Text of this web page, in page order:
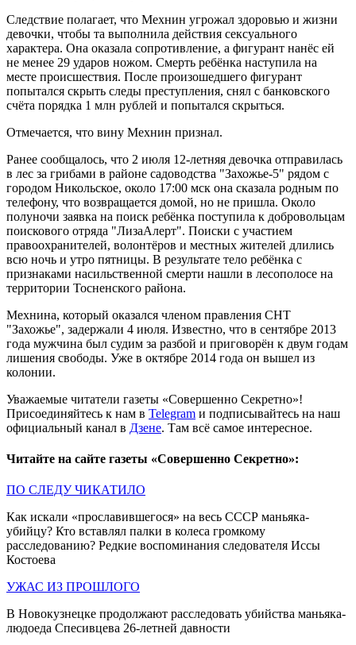
Следствие полагает, что Мехнин угрожал здоровью и жизни
девочки, чтобы та выполнила действия сексуального
характера. Она оказала сопротивление, а фигурант нанёс ей
не менее 29 ударов ножом. Смерть ребёнка наступила на
месте происшествия. После произошедшего фигурант
попытался скрыть следы преступления, снял с банковского
счёта порядка 1 млн рублей и попытался скрыться.
Отмечается, что вину Мехнин признал.
Ранее сообщалось, что 2 июля 12-летняя девочка отправилась
в лес за грибами в районе садоводства "Захожье-5" рядом с
городом Никольское, около 17:00 мск она сказала родным по
телефону, что возвращается домой, но не пришла. Около
полуночи заявка на поиск ребёнка поступила к добровольцам
поискового отряда "ЛизаАлерт". Поиски с участием
правоохранителей, волонтёров и местных жителей длились
всю ночь и утро пятницы. В результате тело ребёнка с
признаками насильственной смерти нашли в лесополосе на
территории Тосненского района.
Мехнина, который оказался членом правления СНТ
"Захожье", задержали 4 июля. Известно, что в сентябре 2013
года мужчина был судим за разбой и приговорён к двум годам
лишения свободы. Уже в октябре 2014 года он вышел из
колонии.
Уважаемые читатели газеты «Совершенно Секретно»!
Присоединяйтесь к нам в Telegram и подписывайтесь на наш
официальный канал в Дзене. Там всё самое интересное.
Читайте на сайте газеты «Совершенно Секретно»:
ПО СЛЕДУ ЧИКАТИЛО
Как искали «прославившегося» на весь СССР маньяка-
убийцу? Кто вставлял палки в колеса громкому
расследованию? Редкие воспоминания следователя Иссы
Костоева
УЖАС ИЗ ПРОШЛОГО
В Новокузнецке продолжают расследовать убийства маньяка-
людоеда Спесивцева 26-летней давности